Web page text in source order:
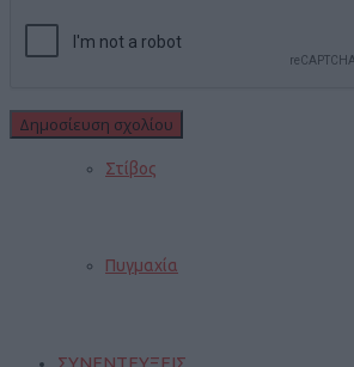
Στίβος
Πυγμαχία
ΣΥΝΕΝΤΕΥΞΕΙΣ